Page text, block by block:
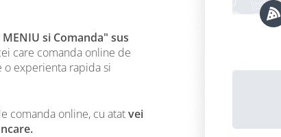
MENIU si Comanda" sus
care comanda online de
o experienta rapida si
comanda online, cu atatvei